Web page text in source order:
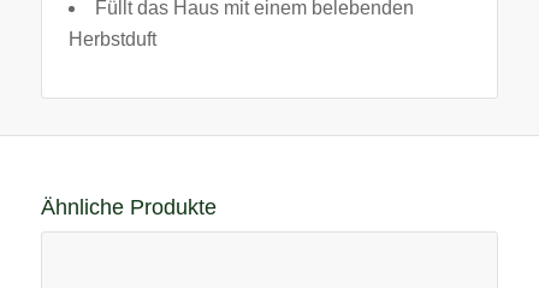
Füllt das Haus mit einem belebenden
Herbstduft
Ähnliche Produkte